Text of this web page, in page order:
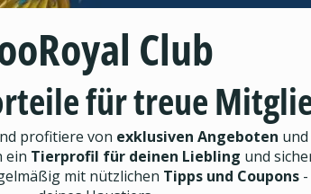
Club
für treue
profitiere von exklusiven Angeboten
ein Tierprofil für deinen Liebling und
mit nützlichen Tipps und Coupons